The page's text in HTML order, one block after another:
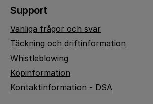
Support
Vanliga frågor och svar
Täckning och driftinformation
Whistleblowing
Köpinformation
Kontaktinformation - DSA